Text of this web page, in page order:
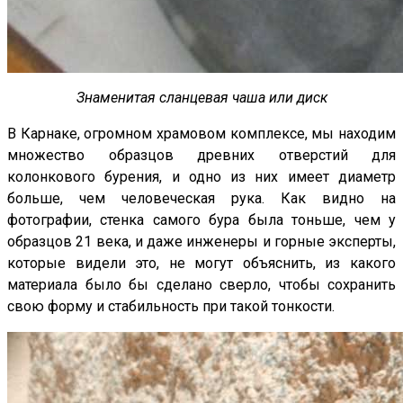
Знаменитая сланцевая чаша или диск
В Карнаке, огромном храмовом комплексе, мы находим
множество образцов древних отверстий для
колонкового бурения, и одно из них имеет диаметр
больше, чем человеческая рука. Как видно на
фотографии, стенка самого бура была тоньше, чем у
образцов 21 века, и даже инженеры и горные эксперты,
которые видели это, не могут объяснить, из какого
материала было бы сделано сверло, чтобы сохранить
свою форму и стабильность при такой тонкости.